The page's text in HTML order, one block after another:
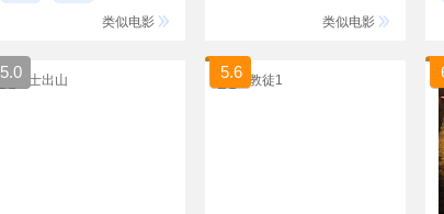
肖恩·宾
类似电影
类似电影
5.0 5.6